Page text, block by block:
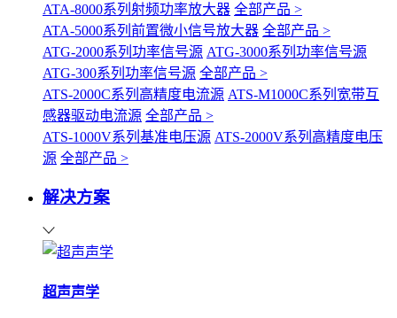
ATA-8000系列射频功率放大器 全部产品 >
ATA-5000系列前置微小信号放大器 全部产品 >
ATG-2000系列功率信号源 ATG-3000系列功率信号源
ATG-300系列功率信号源 全部产品 >
ATS-2000C系列高精度电流源 ATS-M1000C系列宽带互
感器驱动电流源 全部产品 >
ATS-1000V系列基准电压源 ATS-2000V系列高精度电压
源 全部产品 >
解决方案
超声声学